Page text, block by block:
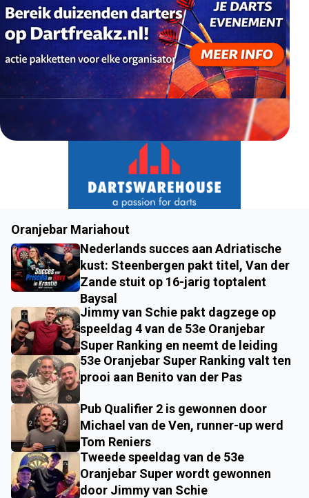
Oranjebar Mariahout
Nederlands succes aan Adriatische
kust: Steenbergen pakt titel, Van der
Zande stuit op 16-jarig toptalent
Baysal
Jimmy van Schie pakt dagzege op
speeldag 4 van de 53e Oranjebar
Super Ranking en neemt de leiding
53e Oranjebar Super Ranking valt ten
prooi aan Benito van der Pas
Pub Qualifier 2 is gewonnen door
Michael van de Ven, runner-up werd
Tom Reniers
Tweede speeldag van de 53e
Oranjebar Super wordt gewonnen
door Jimmy van Schie